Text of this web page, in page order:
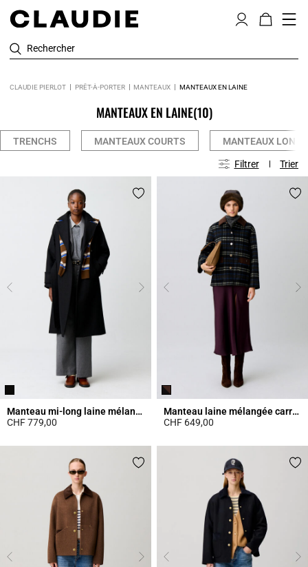
Rechercher
CLAUDIE PIERLOT PRÊT-À-PORTER MANTEAUX MANTEAUX EN LAINE
MANTEAUX EN LAINE(10)
TRENCHS MANTEAUX COURTS MANTEAUX LONGS
Filtrer Trier
Manteau mi-long laine mélangée
CHF 779,00
Manteau laine mélangée carreaux
CHF 649,00